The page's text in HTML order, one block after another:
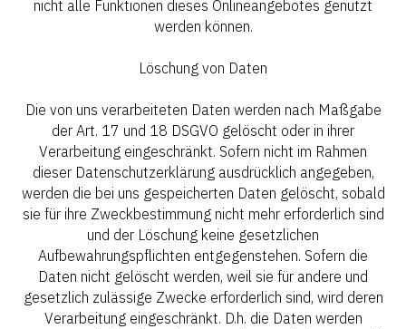
nicht alle Funktionen dieses Onlineangebotes genutzt
werden können.
Löschung von Daten
Die von uns verarbeiteten Daten werden nach Maßgabe
der Art. 17 und 18 DSGVO gelöscht oder in ihrer
Verarbeitung eingeschränkt. Sofern nicht im Rahmen
dieser Datenschutzerklärung ausdrücklich angegeben,
werden die bei uns gespeicherten Daten gelöscht, sobald
sie für ihre Zweckbestimmung nicht mehr erforderlich sind
und der Löschung keine gesetzlichen
Aufbewahrungspflichten entgegenstehen. Sofern die
Daten nicht gelöscht werden, weil sie für andere und
gesetzlich zulässige Zwecke erforderlich sind, wird deren
Verarbeitung eingeschränkt. D.h. die Daten werden